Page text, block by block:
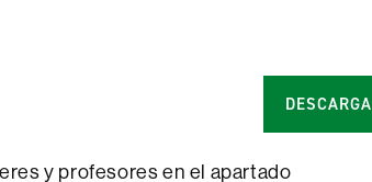
DESCARGA
y profesores en el apartado